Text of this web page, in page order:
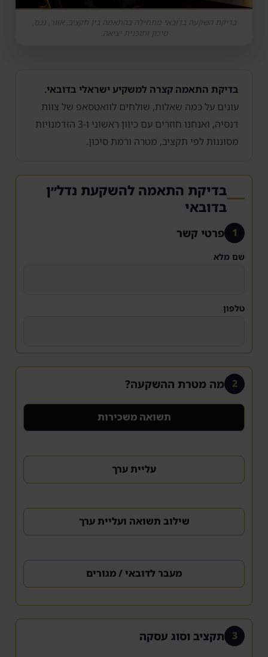
בדיקת השקעה בדובאי מתחילה בהתאמה בין תקציב, אזור, נכס,
סיכון ותוכנית יציאה.
בדיקת התאמה קצרה למשקיע ישראלי בדובאי.
עונים על כמה שאלות, שולחים לוואטסאפ של צוות
דנסיה, ואנחנו חוזרים עם כיוון ראשוני ו-3 הזדמנויות
מסוננות לפי תקציב, מטרה ורמת סיכון.
בדיקת התאמה להשקעת נדל״ן
בדובאי
1 פרטי קשר
שם מלא
טלפון
2 מה מטרת ההשקעה?
תשואה משכירות
עליית ערך
שילוב תשואה ועליית ערך
מעבר לדובאי / מגורים
3 תקציב וסוג עסקה